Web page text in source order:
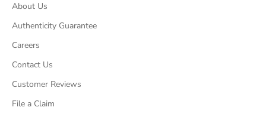
About Us
Authenticity Guarantee
Careers
Contact Us
Customer Reviews
File a Claim